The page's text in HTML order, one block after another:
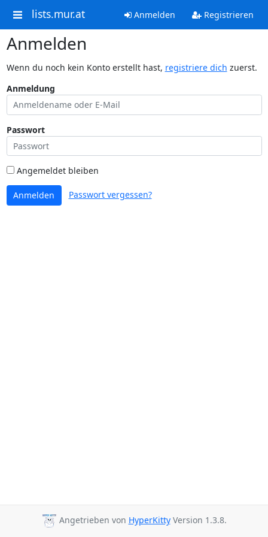
lists.mur.at Anmelden Registrieren
Anmelden
Wenn du noch kein Konto erstellt hast, registriere dich zuerst.
Anmeldung
Passwort
Angemeldet bleiben
Anmelden Passwort vergessen?
Angetrieben von HyperKittyVersion 1.3.8.